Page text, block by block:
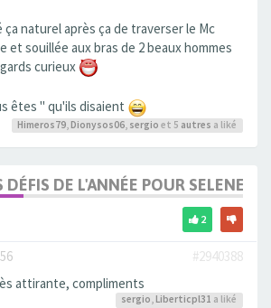
naturel après ça de traverser le Mc
et souillée aux bras de 2 beaux hommes
curieux
êtes " qu'ils disaient
Himeros79, Dionysos06, sergio et 5 autres a liké
DÉFIS DE L'ANNÉE POUR SELENE
2
#2940388
attirante, compliments
sergio, Liberticpl31 a liké